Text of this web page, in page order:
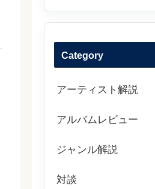
Category
アーティスト解説
アルバムレビュー
ジャンル解説
対談